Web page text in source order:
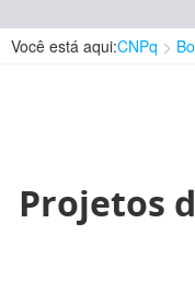
Você está aqui:CNPq
Projetos